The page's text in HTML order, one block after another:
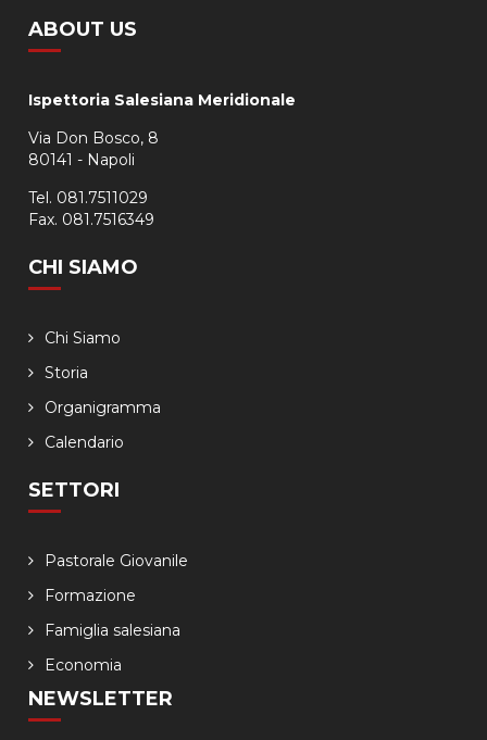
ABOUT US
Ispettoria Salesiana Meridionale
Via Don Bosco, 8
80141 - Napoli
Tel. 081.7511029
Fax. 081.7516349
CHI SIAMO
Chi Siamo
Storia
Organigramma
Calendario
SETTORI
Pastorale Giovanile
Formazione
Famiglia salesiana
Economia
NEWSLETTER